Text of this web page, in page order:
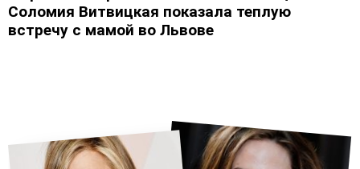
Соломия Витвицкая показала теплую
встречу с мамой во Львове